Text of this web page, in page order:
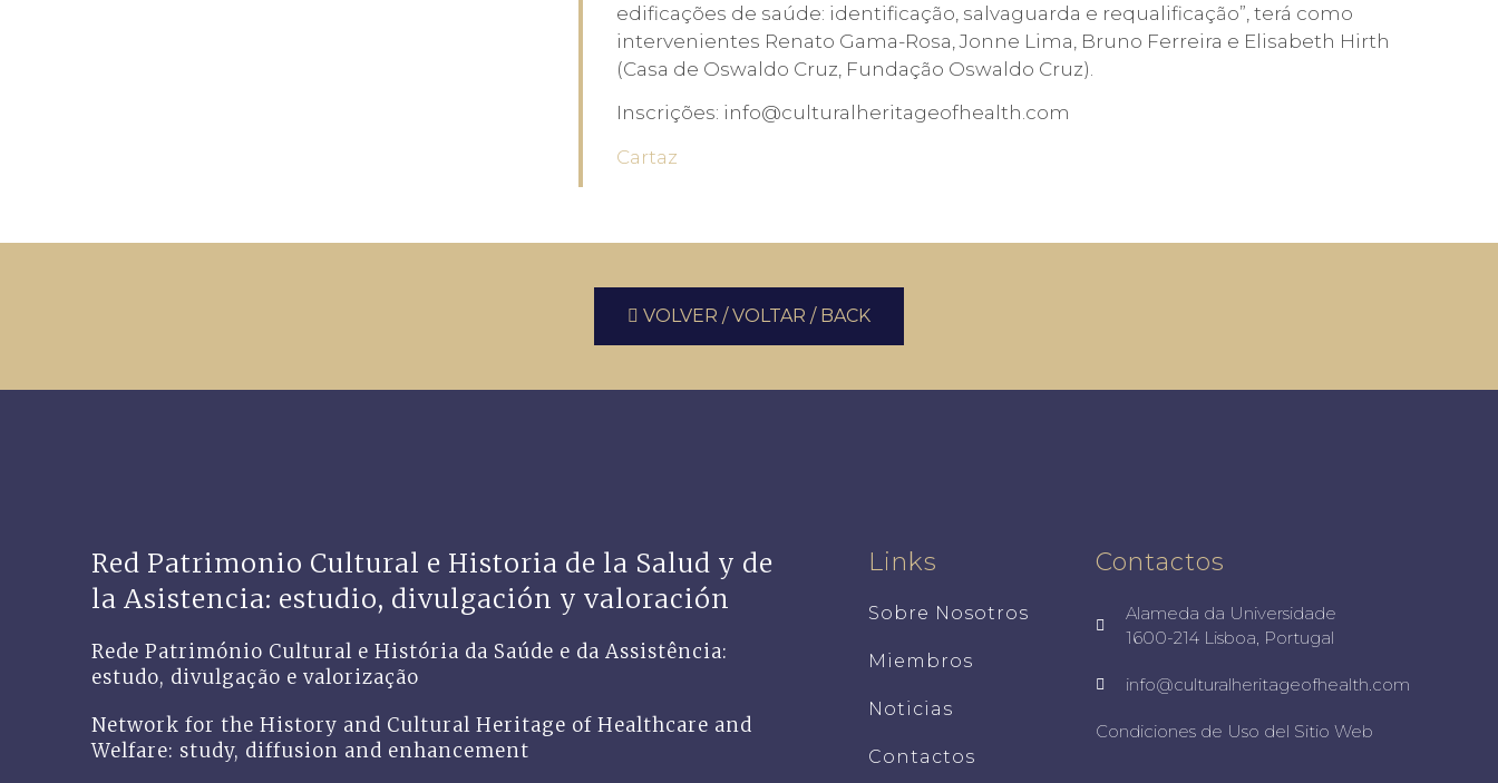
edificações de saúde: identificação, salvaguarda e requalificação”, terá como
intervenientes Renato Gama-Rosa, Jonne Lima, Bruno Ferreira e Elisabeth Hirth
(Casa de Oswaldo Cruz, Fundação Oswaldo Cruz).
Inscrições: info@culturalheritageofhealth.com
Cartaz
VOLVER / VOLTAR / BACK
Red Patrimonio Cultural e Historia de la Salud y de
la Asistencia: estudio, divulgación y valoración
Rede Património Cultural e História da Saúde e da Assistência:
estudo, divulgação e valorização
Network for the History and Cultural Heritage of Healthcare and
Welfare: study, diffusion and enhancement
Links
Sobre Nosotros
Miembros
Noticias
Contactos
Contactos
Alameda da Universidade
1600-214 Lisboa, Portugal
info@culturalheritageofhealth.com
Condiciones de Uso del Sitio Web